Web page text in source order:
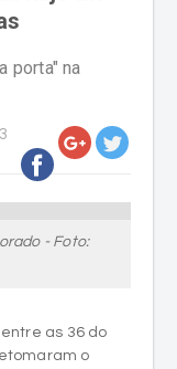
porta" na
- Foto:
as 36 do
o